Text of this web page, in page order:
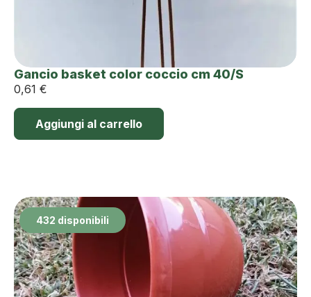
Gancio basket color coccio cm 40/S
0,61 €
Aggiungi al carrello
432 disponibili